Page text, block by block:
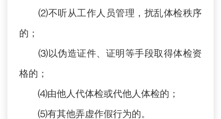
⑵不听从工作人员管理，扰乱体检秩序
的；
⑶以伪造证件、证明等手段取得体检资
格的；
⑷由他人代体检或代他人体检的；
⑸有其他弄虚作假行为的。